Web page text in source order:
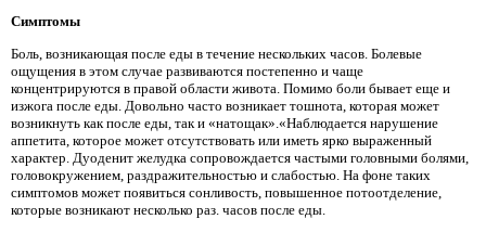
Симптомы
Боль, возникающая после еды в течение нескольких часов. Болевые
ощущения в этом случае развиваются постепенно и чаще
концентрируются в правой области живота. Помимо боли бывает еще и
изжога после еды. Довольно часто возникает тошнота, которая может
возникнуть как после еды, так и «натощак».«Наблюдается нарушение
аппетита, которое может отсутствовать или иметь ярко выраженный
характер. Дуоденит желудка сопровождается частыми головными болями,
головокружением, раздражительностью и слабостью. На фоне таких
симптомов может появиться сонливость, повышенное потоотделение,
которые возникают несколько раз. часов после еды.